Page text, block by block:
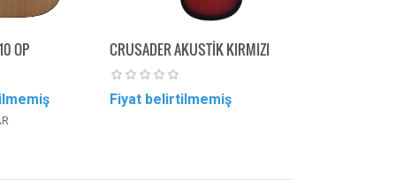
OP CRUSADER AKUSTİK KIRMIZI
Fiyat belirtilmemiş